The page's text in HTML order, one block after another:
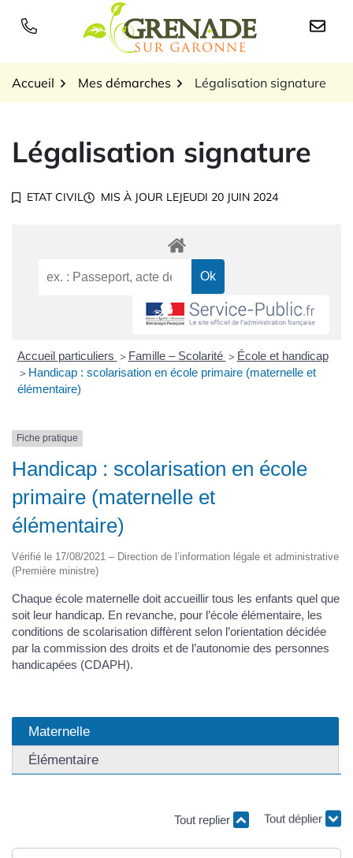
Logo Grenade sur
Accueil Mes démarches Légalisation signature
Légalisation signature
ETAT CIVIL MIS À JOUR LEJEUDI 20 JUIN 2024
Accueil particuliers > Famille – Scolarité > École et handicap
> Handicap : scolarisation en école primaire (maternelle et
élémentaire)
Fiche pratique
Handicap : scolarisation en école
primaire (maternelle et
élémentaire)
Vérifié le 17/08/2021 – Direction de l’information légale et administrative
(Première ministre)
Chaque école maternelle doit accueillir tous les enfants quel que
soit leur handicap. En revanche, pour l’école élémentaire, les
conditions de scolarisation diffèrent selon l’orientation décidée
par la commission des droits et de l’autonomie des personnes
handicapées (CDAPH).
Maternelle
Élémentaire
Tout replier Tout déplier